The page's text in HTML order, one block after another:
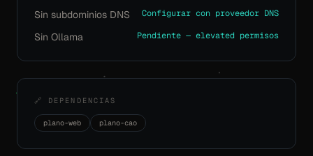
Sin subdominios DNS Configurar con proveedor DNS
Sin Ollama Pendiente — elevated permisos
🔗 DEPENDENCIAS
plano-web plano-cao